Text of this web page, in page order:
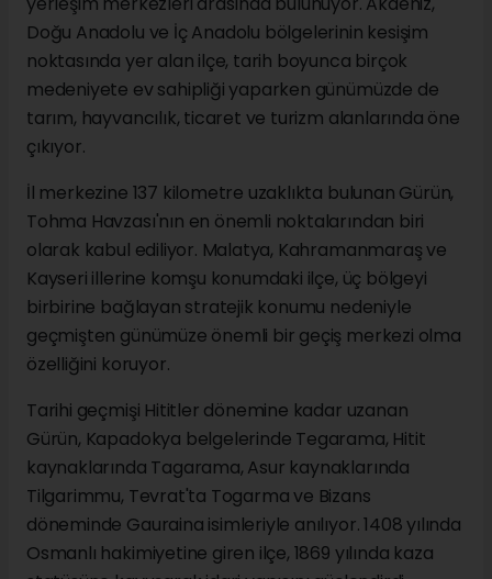
Doğu Anadolu ve İç Anadolu bölgelerinin kesişim
noktasında yer alan ilçe, tarih boyunca birçok
medeniyete ev sahipliği yaparken günümüzde de
tarım, hayvancılık, ticaret ve turizm alanlarında öne
çıkıyor.
İl merkezine 137 kilometre uzaklıkta bulunan Gürün,
Tohma Havzası'nın en önemli noktalarından biri
olarak kabul ediliyor. Malatya, Kahramanmaraş ve
Kayseri illerine komşu konumdaki ilçe, üç bölgeyi
birbirine bağlayan stratejik konumu nedeniyle
geçmişten günümüze önemli bir geçiş merkezi olma
özelliğini koruyor.
Tarihi geçmişi Hititler dönemine kadar uzanan
Gürün, Kapadokya belgelerinde Tegarama, Hitit
kaynaklarında Tagarama, Asur kaynaklarında
Tilgarimmu, Tevrat'ta Togarma ve Bizans
döneminde Gauraina isimleriyle anılıyor. 1408 yılında
Osmanlı hakimiyetine giren ilçe, 1869 yılında kaza